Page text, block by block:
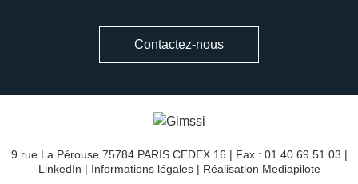
Contactez-nous
9 rue La Pérouse 75784 PARIS CEDEX 16 | Fax : 01 40 69 51 03 |
LinkedIn | Informations légales| Réalisation Mediapilote